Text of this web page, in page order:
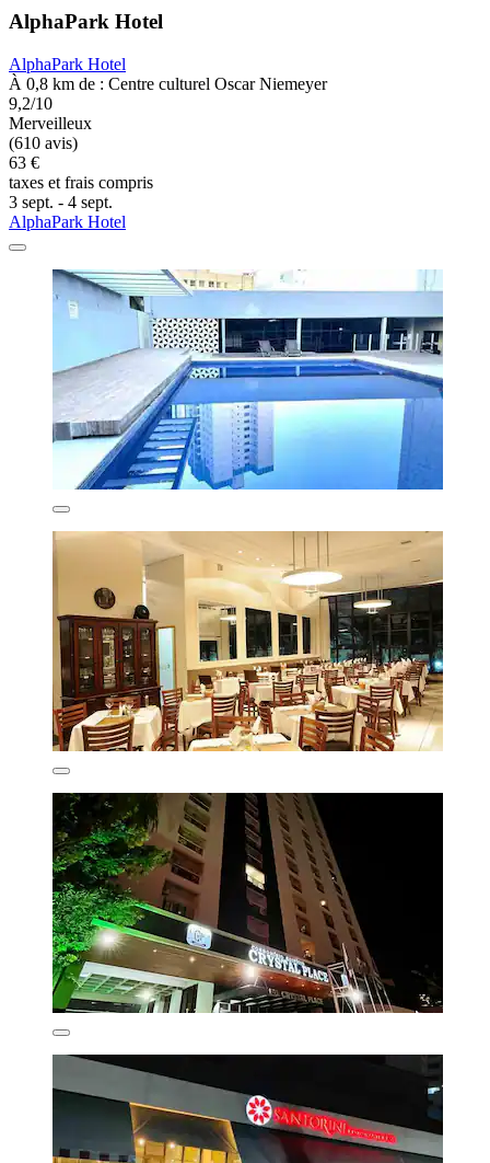
AlphaPark Hotel
AlphaPark Hotel
À 0,8 km de : Centre culturel Oscar Niemeyer
9,2/10
Merveilleux
(610 avis)
63 €
taxes et frais compris
3 sept. - 4 sept.
AlphaPark Hotel